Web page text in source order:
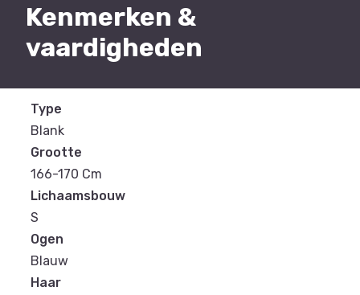
Kenmerken &
vaardigheden
Type
Blank
Grootte
166-170 Cm
Lichaamsbouw
S
Ogen
Blauw
Haar